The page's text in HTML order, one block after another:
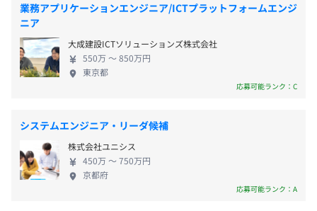
◇ 健康保険
◇ 労災保険
◇ 厚生年金
◇ 交通費支給あり
り異なる)
いる社員がいるほど、腰を据えて働ける環境があり
ます。半年で現場が変わるSESも多い中で、当社は自
社オフィスでの業務も多く、安定した働き方を実現
しています。 ◆ 上流から下流まで一貫して関わる 商
流が浅く、案件規模も大きいため、要件定義、開
さらに、財務体質は設立以来の無借金経営・黒字経
営を継続していて、内部留保を積み上げるだけでな
く、昇給・賞与など社員への還元にも確実に繋げて
います。 具体的な案件例としては、大手建機メーカ
ー向けに、建機の稼働情報をクラウドに収集・分析
業務アプリケーションエンジニア/ICTプラットフォームエンジ
ニア
大成建設ICTソリューションズ株式会社
550万 〜 850万円
東京都
応募可能ランク：C
システムエンジニア・リーダ候補
株式会社ユニシス
450万 〜 750万円
京都府
応募可能ランク：A